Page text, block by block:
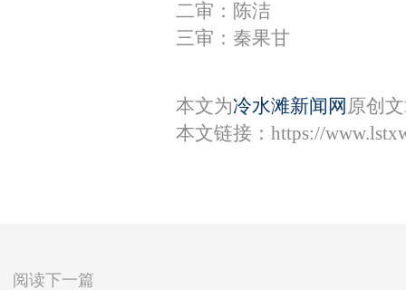
二审：陈洁
三审：秦果甘
本文为冷水滩新闻网 原创
本文链接： https://
阅读下一篇